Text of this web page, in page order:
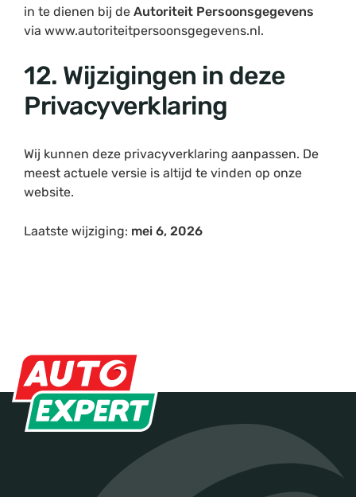
in te dienen bij de Autoriteit Persoonsgegevens
via www.autoriteitpersoonsgegevens.nl.
12. Wijzigingen in deze
Privacyverklaring
Wij kunnen deze privacyverklaring aanpassen. De
meest actuele versie is altijd te vinden op onze
website.
Laatste wijziging: mei 6, 2026